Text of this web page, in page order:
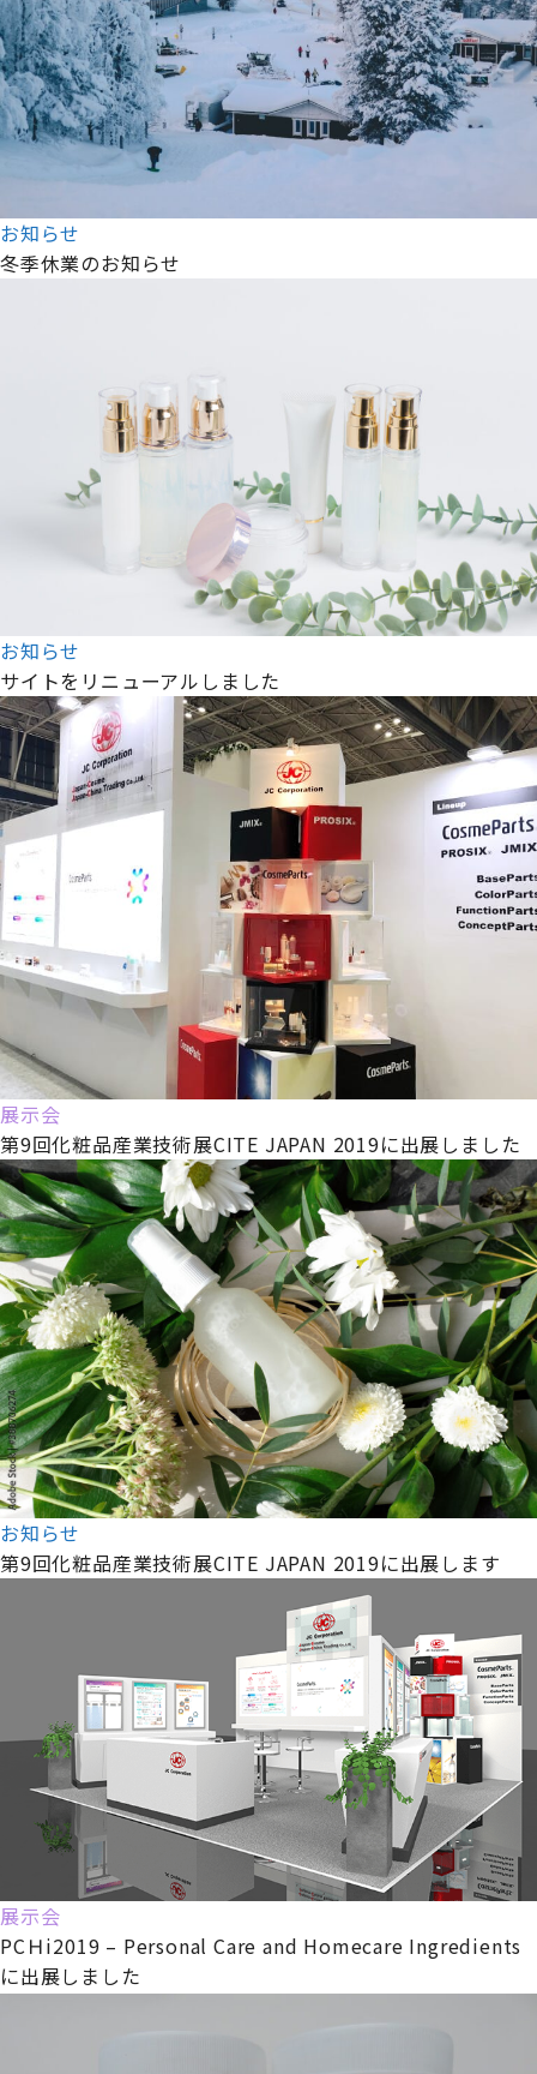
お知らせ
冬季休業のお知らせ
お知らせ
サイトをリニューアルしました
展示会
第9回化粧品産業技術展CITE JAPAN 2019に出展しました
お知らせ
第9回化粧品産業技術展CITE JAPAN 2019に出展します
展示会
PCＨi2019 – Personal Care and Homecare Ingredients
に出展しました